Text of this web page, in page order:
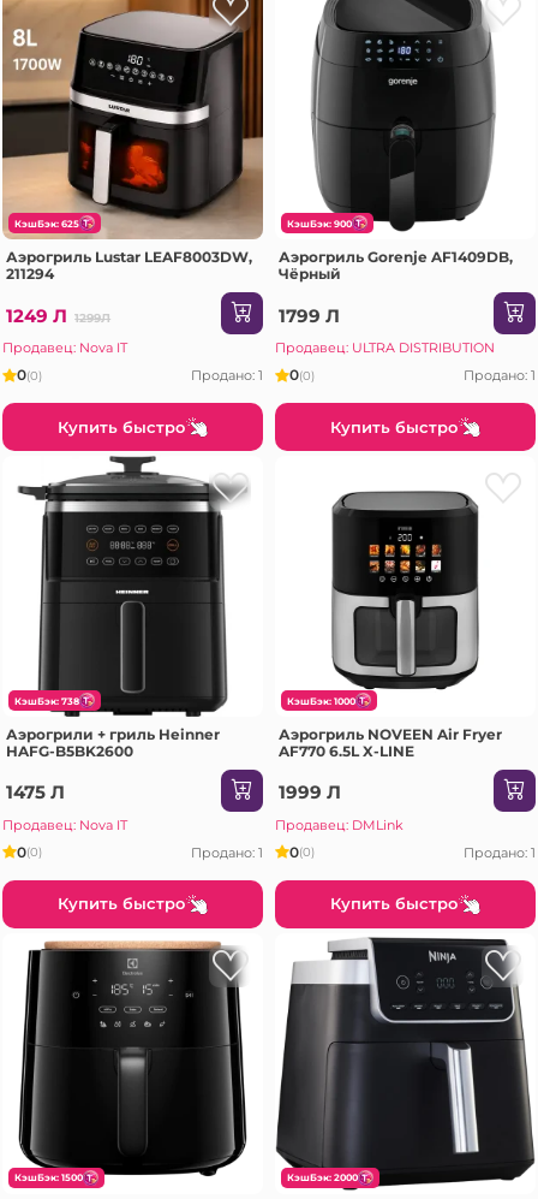
КэшБэк: 625
Аэрогриль Lustar LEAF8003DW,
211294
1249 Л 1299Л
Продавец: Nova IT
0(0) Продано: 1
Купить быстро
КэшБэк: 900
Аэрогриль Gorenje AF1409DB,
Чёрный
1799 Л
Продавец: ULTRA DISTRIBUTION
0(0) Продано: 1
Купить быстро
КэшБэк: 738
Аэрогрили + гриль Heinner
HAFG-B5BK2600
1475 Л
Продавец: Nova IT
0(0) Продано: 1
Купить быстро
КэшБэк: 1000
Аэрогриль NOVEEN Air Fryer
AF770 6.5L X-LINE
1999 Л
Продавец: DMLink
0(0) Продано: 1
Купить быстро
КэшБэк: 1500 КэшБэк: 2000